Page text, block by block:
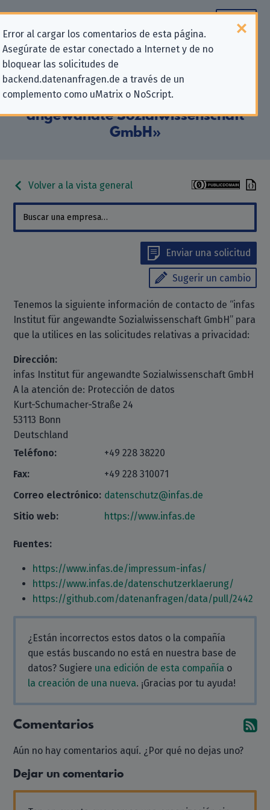
Error al cargar los comentarios de esta página.
Asegúrate de estar conectado a Internet y de no
bloquear las solicitudes de
backend.datenanfragen.de a través de un
complemento como uMatrix o NoScript.
Información de contacto para
solicitudes relativas a la privacidad
para «infas Institut für
angewandte Sozialwissenschaft
GmbH»
Volver a la vista general
Enviar una solicitud
Sugerir un cambio
Tenemos la siguiente información de contacto de “infas
Institut für angewandte Sozialwissenschaft GmbH” para
que la utilices en las solicitudes relativas a privacidad:
Dirección:
infas Institut für angewandte Sozialwissenschaft GmbH
A la atención de: Protección de datos
Kurt-Schumacher-Straße 24
53113 Bonn
Deutschland
Teléfono:
+49 228 38220
Fax:
+49 228 310071
Correo electrónico: datenschutz@infas.de
Sitio web:
https://www.infas.de
Fuentes:
https://www.infas.de/impressum-infas/
https://www.infas.de/datenschutzerklaerung/
https://github.com/datenanfragen/data/pull/2442
¿Están incorrectos estos datos o la compañía
que estás buscando no está en nuestra base de
datos? Sugiere una edición de esta compañía o
la creación de una nueva. ¡Gracias por tu ayuda!
Comentarios
Aún no hay comentarios aquí. ¿Por qué no dejas uno?
Dejar un comentario